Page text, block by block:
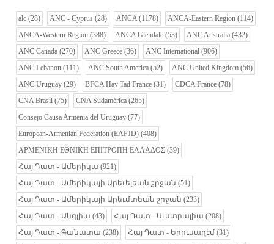
alc (28) ANC - Cyprus (28) ANCA(1178) ANCA-Eastern Region (114)
ANCA-Western Region (388) ANCA Glendale (53) ANC Australia (432)
ANC Canada (270) ANC Greece (36) ANC International (906)
ANC Lebanon (111) ANC South America (52) ANC United Kingdom (56)
ANC Uruguay (29) BFCA Hay Tad France (31) CDCA France (78)
CNA Brasil (75) CNA Sudamérica (265)
Consejo Causa Armenia del Uruguay (77)
European-Armenian Federation (EAFJD) (408)
ΑΡΜΕΝΙΚΗ ΕΘΝΙΚΗ ΕΠΙΤΡΟΠΗ ΕΛΛΑΔΟΣ (39)
Հայ Դատ - Ամերիկա (921)
Հայ Դատ - Ամերիկայի Արեւելեան շրջան (51)
Հայ Դատ - Ամերիկայի Արեւմտեան շրջան (233)
Հայ Դատ - Անգլիա (43) Հայ Դատ - Աւստրալիա (208)
Հայ Դատ - Գանատա (238) Հայ Դատ - Երուսաղէմ (31)